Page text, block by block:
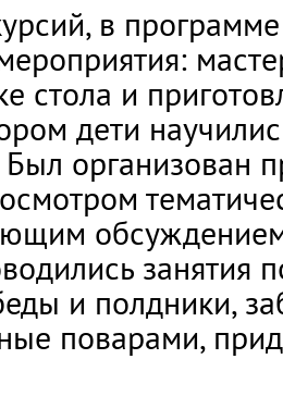
в
стола и
дети
Был организован
занятия
и полдники,
поварами,